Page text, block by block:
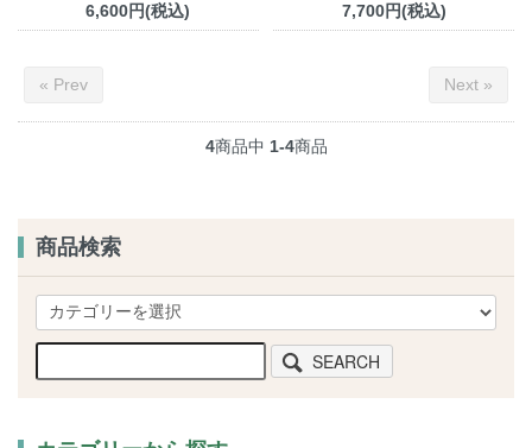
6,600円(税込) 7,700円(税込)
« Prev Next »
4商品中 1-4商品
商品検索
SEARCH